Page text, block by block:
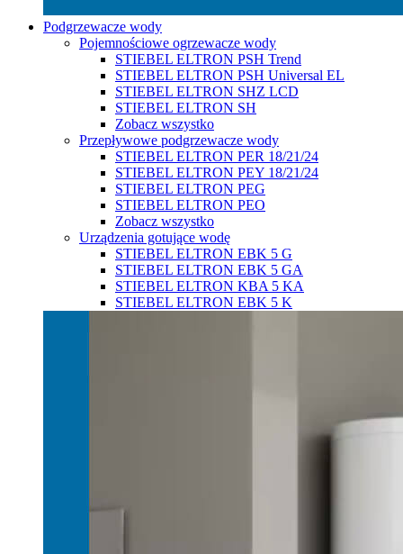
Podgrzewacze wody
Pojemnościowe ogrzewacze wody
STIEBEL ELTRON PSH Trend
STIEBEL ELTRON PSH Universal EL
STIEBEL ELTRON SHZ LCD
STIEBEL ELTRON SH
Zobacz wszystko
Przepływowe podgrzewacze wody
STIEBEL ELTRON PER 18/21/24
STIEBEL ELTRON PEY 18/21/24
STIEBEL ELTRON PEG
STIEBEL ELTRON PEO
Zobacz wszystko
Urządzenia gotujące wodę
STIEBEL ELTRON EBK 5 G
STIEBEL ELTRON EBK 5 GA
STIEBEL ELTRON KBA 5 KA
STIEBEL ELTRON EBK 5 K